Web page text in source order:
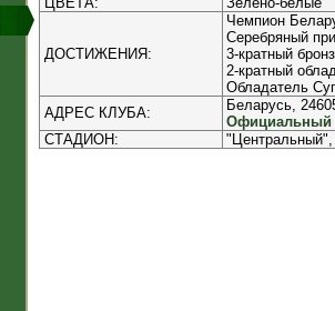
ДОСТИЖЕНИЯ:
Чемпион
Серебряный
3-кратный
2-кратный
Обладатель
АДРЕС КЛУБА:
Беларусь,
Официальный
СТАДИОН: